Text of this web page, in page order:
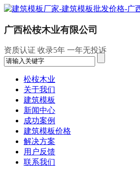
广西松桉木业有限公司
资质认证 收录5年 一年无投诉
松桉木业
关于我们
建筑模板
新闻中心
成功案例
建筑模板价格
解决方案
用户反馈
联系我们